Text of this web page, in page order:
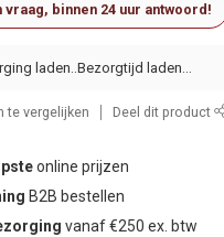
vraag, binnen 24 uur antwoord!
laden..
te vergelijken Deel dit product
online prijzen
B2B bestellen
vanaf €250 ex. btw